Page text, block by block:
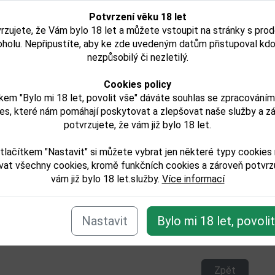
Potvrzení věku 18 let
že Vám bylo 18 let a můžete vstoupit na stránky s
Nepřipustíte, aby ke zde uvedeným datům přistupoval
nezpůsobilý či nezletilý.
Cookies policy
"Bylo mi 18 let, povolit vše" dáváte souhlas se
které nám pomáhají poskytovat a zlepšovat naše služby a
potvrzujete, že vám již bylo 18 let.
"Nastavit" si můžete vybrat jen některé typy cookies
všechny cookies, kromě funkčních cookies a zároveň
vám již bylo 18 let.služby. Více informací
Nastavit Bylo mi 18 let,
Quinta das Carvalhas
10YO 0,7l
799,00 Kč
Není skladem
Porto Ramos Pinto
0,75l
513,00 Kč
Není skladem
zařazeno v těchto kategoriích:
Zpět